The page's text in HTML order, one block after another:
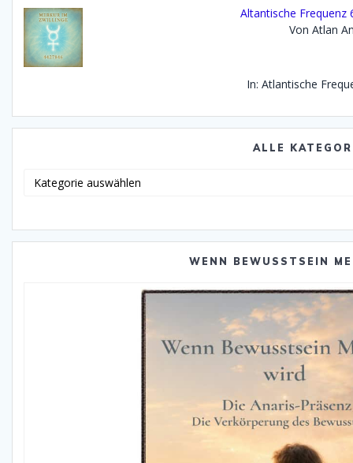
Altantische Frequenz
Von Atlan
In: Atlantische
ALLE
WENN BEWUSSTSEIN